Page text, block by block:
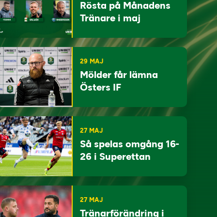
Rösta på Månadens
Tränare i maj
29 MAJ
Mölder får lämna
Östers IF
27 MAJ
Så spelas omgång 16-
26 i Superettan
27 MAJ
Tränarförändring i